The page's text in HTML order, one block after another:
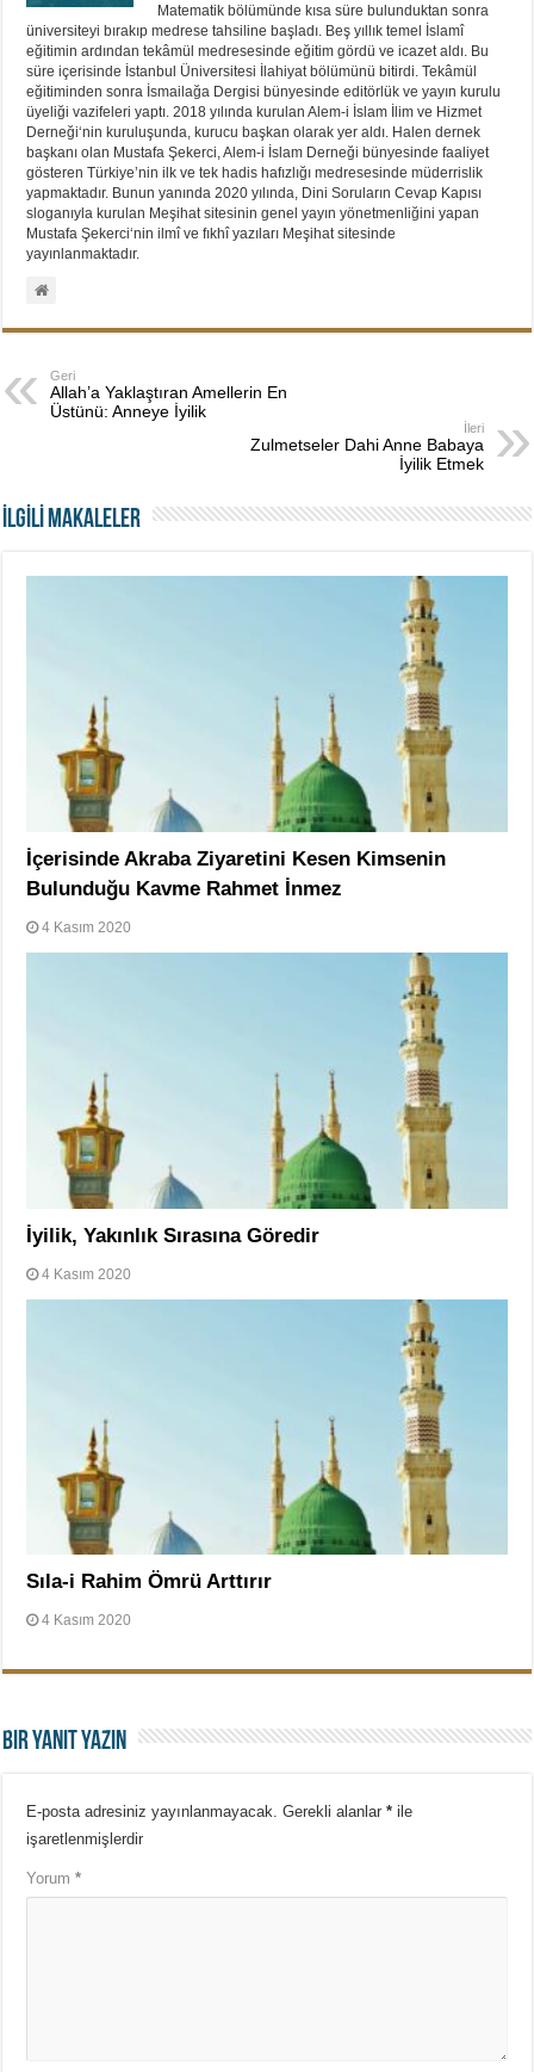
Matematik bölümünde kısa süre bulunduktan sonra
üniversiteyi bırakıp medrese tahsiline başladı. Beş yıllık temel İslamî
eğitimin ardından tekâmül medresesinde eğitim gördü ve icazet aldı. Bu
süre içerisinde İstanbul Üniversitesi İlahiyat bölümünü bitirdi. Tekâmül
eğitiminden sonra İsmailağa Dergisi bünyesinde editörlük ve yayın kurulu
üyeliği vazifeleri yaptı. 2018 yılında kurulan Alem-i İslam İlim ve Hizmet
Derneği‘nin kuruluşunda, kurucu başkan olarak yer aldı. Halen dernek
başkanı olan Mustafa Şekerci, Alem-i İslam Derneği bünyesinde faaliyet
gösteren Türkiye’nin ilk ve tek hadis hafızlığı medresesinde müderrislik
yapmaktadır. Bunun yanında 2020 yılında, Dini Soruların Cevap Kapısı
sloganıyla kurulan Meşihat sitesinin genel yayın yönetmenliğini yapan
Mustafa Şekerci‘nin ilmî ve fıkhî yazıları Meşihat sitesinde
yayınlanmaktadır.
Geri
Allah’a Yaklaştıran Amellerin En
Üstünü: Anneye İyilik
İleri
Zulmetseler Dahi Anne Babaya
İyilik Etmek
İLGİLİ MAKALELER
İçerisinde Akraba Ziyaretini Kesen Kimsenin
Bulunduğu Kavme Rahmet İnmez
4 Kasım 2020
İyilik, Yakınlık Sırasına Göredir
4 Kasım 2020
Sıla-i Rahim Ömrü Arttırır
4 Kasım 2020
Bir yanıt yazın
E-posta adresiniz yayınlanmayacak. Gerekli alanlar* ile
işaretlenmişlerdir
Yorum*